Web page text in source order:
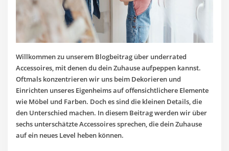
Willkommen zu unserem Blogbeitrag über underrated
Accessoires, mit denen du dein Zuhause aufpeppen kannst.
Oftmals konzentrieren wir uns beim Dekorieren und
Einrichten unseres Eigenheims auf offensichtlichere Elemente
wie Möbel und Farben. Doch es sind die kleinen Details, die
den Unterschied machen. In diesem Beitrag werden wir über
sechs unterschätzte Accessoires sprechen, die dein Zuhause
auf ein neues Level heben können.